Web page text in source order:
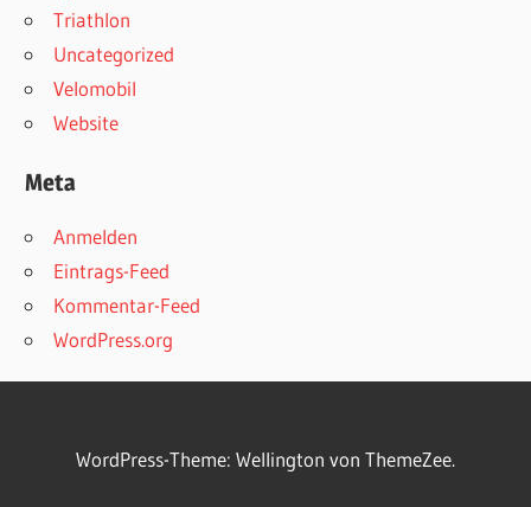
Triathlon
Uncategorized
Velomobil
Website
Meta
Anmelden
Eintrags-Feed
Kommentar-Feed
WordPress.org
WordPress-Theme: Wellington von ThemeZee.